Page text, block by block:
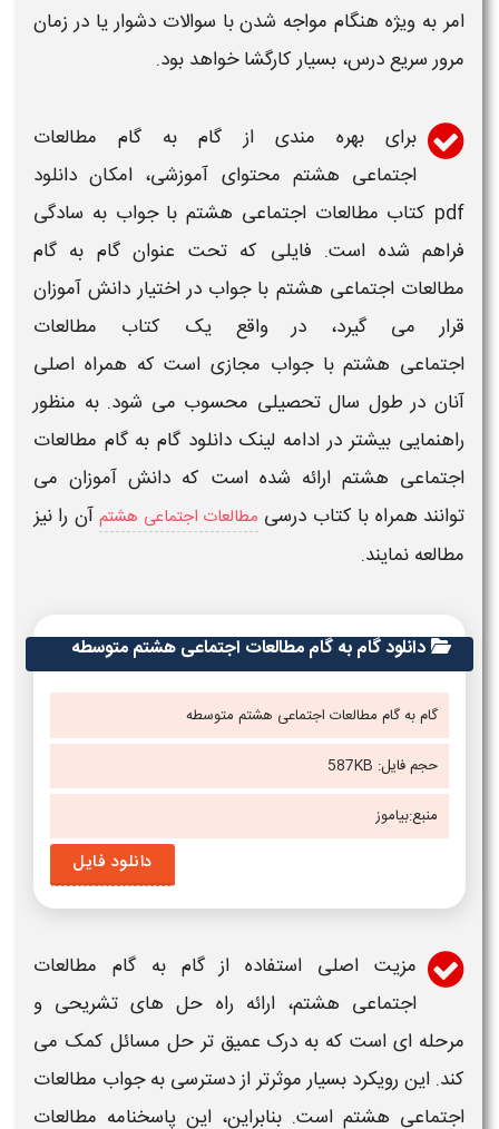
امر به ویژه هنگام مواجه شدن با سوالات دشوار یا در زمان
مرور سریع درس، بسیار کارگشا خواهد بود.
برای بهره مندی ازگام به گام مطالعات
اجتماعی هشتم محتوای آموزشی، امکان دانلود
pdf کتاب
مطالعات اجتماعی هشتم با جواببه سادگی
فراهم شده است. فایلی که تحت عنوانگام به گام
مطالعات اجتماعی هشتم با جوابدر اختیار دانش آموزان
قرار می گیرد، در واقع یک کتاب مطالعات
اجتماعی هشتمباجواب مجازی است که همراه اصلی
آنان در طول سال تحصیلی محسوب می شود. به منظور
راهنمایی بیشتر در ادامه لینکدانلود گام به گام مطالعات
اجتماعی هشتمارائه شده است که دانش آموزان می
توانند همراه با کتاب درسی مطالعات اجتماعی هشتم آن را نیز
مطالعه نمایند.
دانلود گام به گام مطالعات اجتماعی ​هشتم متوسطه
گام به گام مطالعات اجتماعی هشتم متوسطه
حجم فایل: 587KB
منبع:بیاموز
دانلود فایل
مزیت اصلی استفاده ازگام به گام مطالعات
اجتماعی هشتم، ارائه راه حل های تشریحی و
مرحله ای است که به درک عمیق تر حل مسائل کمک می
کند. این رویکرد بسیار موثرتر از دسترسی بهجواب مطالعات
اجتماعی هشتم است. بنابراین، این پاسخنامه مطالعات